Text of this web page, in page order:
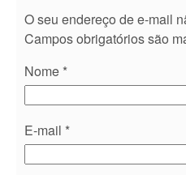
O seu endereço de e-mail
Campos obrigatórios são
Nome *
E-mail *